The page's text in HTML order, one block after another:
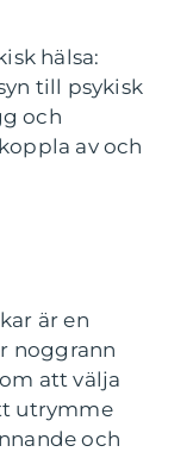
hälsa:
till psykisk
och
av och
är en
noggrann
att välja
utrymme
och